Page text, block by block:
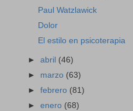
Paul Watzlawick
Dolor
El estilo en psicoterapia
►abril (46)
► marzo (63)
►febrero (81)
►enero (68)